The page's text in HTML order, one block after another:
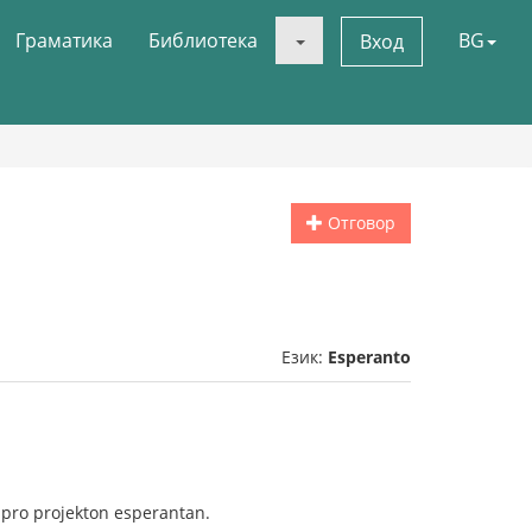
Граматика Библиотека Вход BG
Отговор
Език: Esperanto
projekton esperantan.